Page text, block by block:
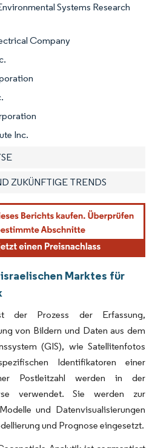
Systems Research
Company
Inc.
ZUKÜNFTIGE TRENDS
Marktes für
der Prozess der Erfassung,
von Bildern und Daten aus dem
(GIS), wie Satellitenfotos
Identifikatoren einer
Postleitzahl werden in der
verwendet. Sie werden zur
und Datenvisualisierungen
und Prognose eingesetzt.